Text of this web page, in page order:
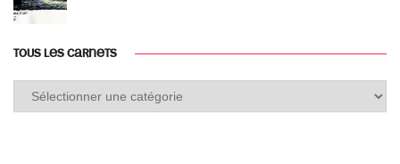
TOUS LES CARNETS